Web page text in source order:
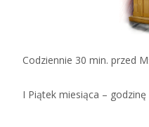
Codziennie 30 min. przed
I Piątek miesiąca –